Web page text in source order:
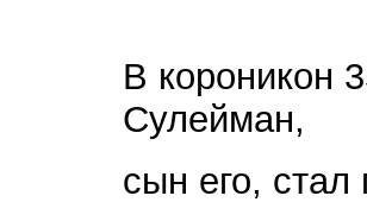
В короникон
Сулейман,
сын его, стал